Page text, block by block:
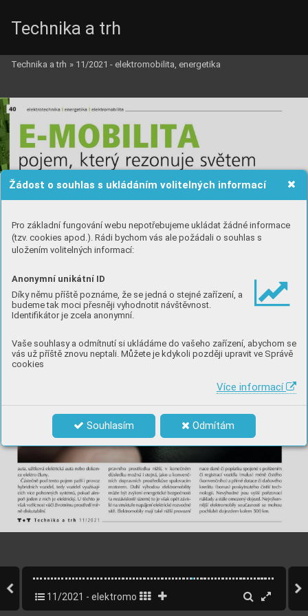
Žádost o souhlas s ukládáním volitelných informací
Pro základní fungování webu nepotřebujeme ukládat žádné informace
(tzv. cookies apod.). Rádi bychom vás ale požádali o souhlas s
uložením volitelných informací:
Anonymní unikátní ID
Díky němu příště poznáme, že se jedná o stejné zařízení, a
budeme tak moci přesněji vyhodnotit návštěvnost.
Identifikátor je zcela anonymní.
Vaše souhlasy a odmítnutí si ukládáme do vašeho zařízení, abychom se
vás už příště znovu neptali. Můžete je kdykoli později upravit ve Správě
cookies
Více informací
Souhlasím Odmítám
Technika a trh
Technika a trh » 11/2021 - elektromobilita, energetika
11/2021 - elektromobilita, energetika